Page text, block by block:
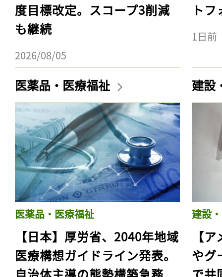
度目標改定。スコープ3削減
も継続
2026/08/05
ト
1日前
医薬品・医療福祉
医薬品・医療福祉
【日本】厚労省、2040年地域
医療構想ガイドライン発表。
建設
建設
【
やグ